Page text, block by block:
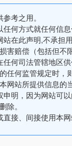
考之用。
何方式就任何信
在此声明,不承担
害赔偿（包括但
何司法管辖地区
任何监管规定时
网站所提供信息的
明，因为网站可
除。
接、间接使用本